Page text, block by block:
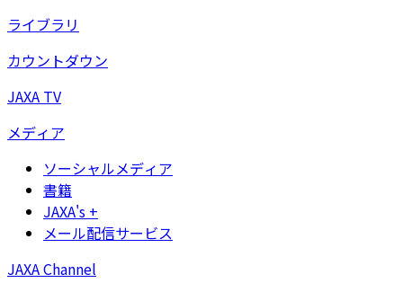
ライブラリ
カウントダウン
JAXA TV
メディア
ソーシャルメディア
書籍
JAXA's +
メール配信サービス
JAXA Channel